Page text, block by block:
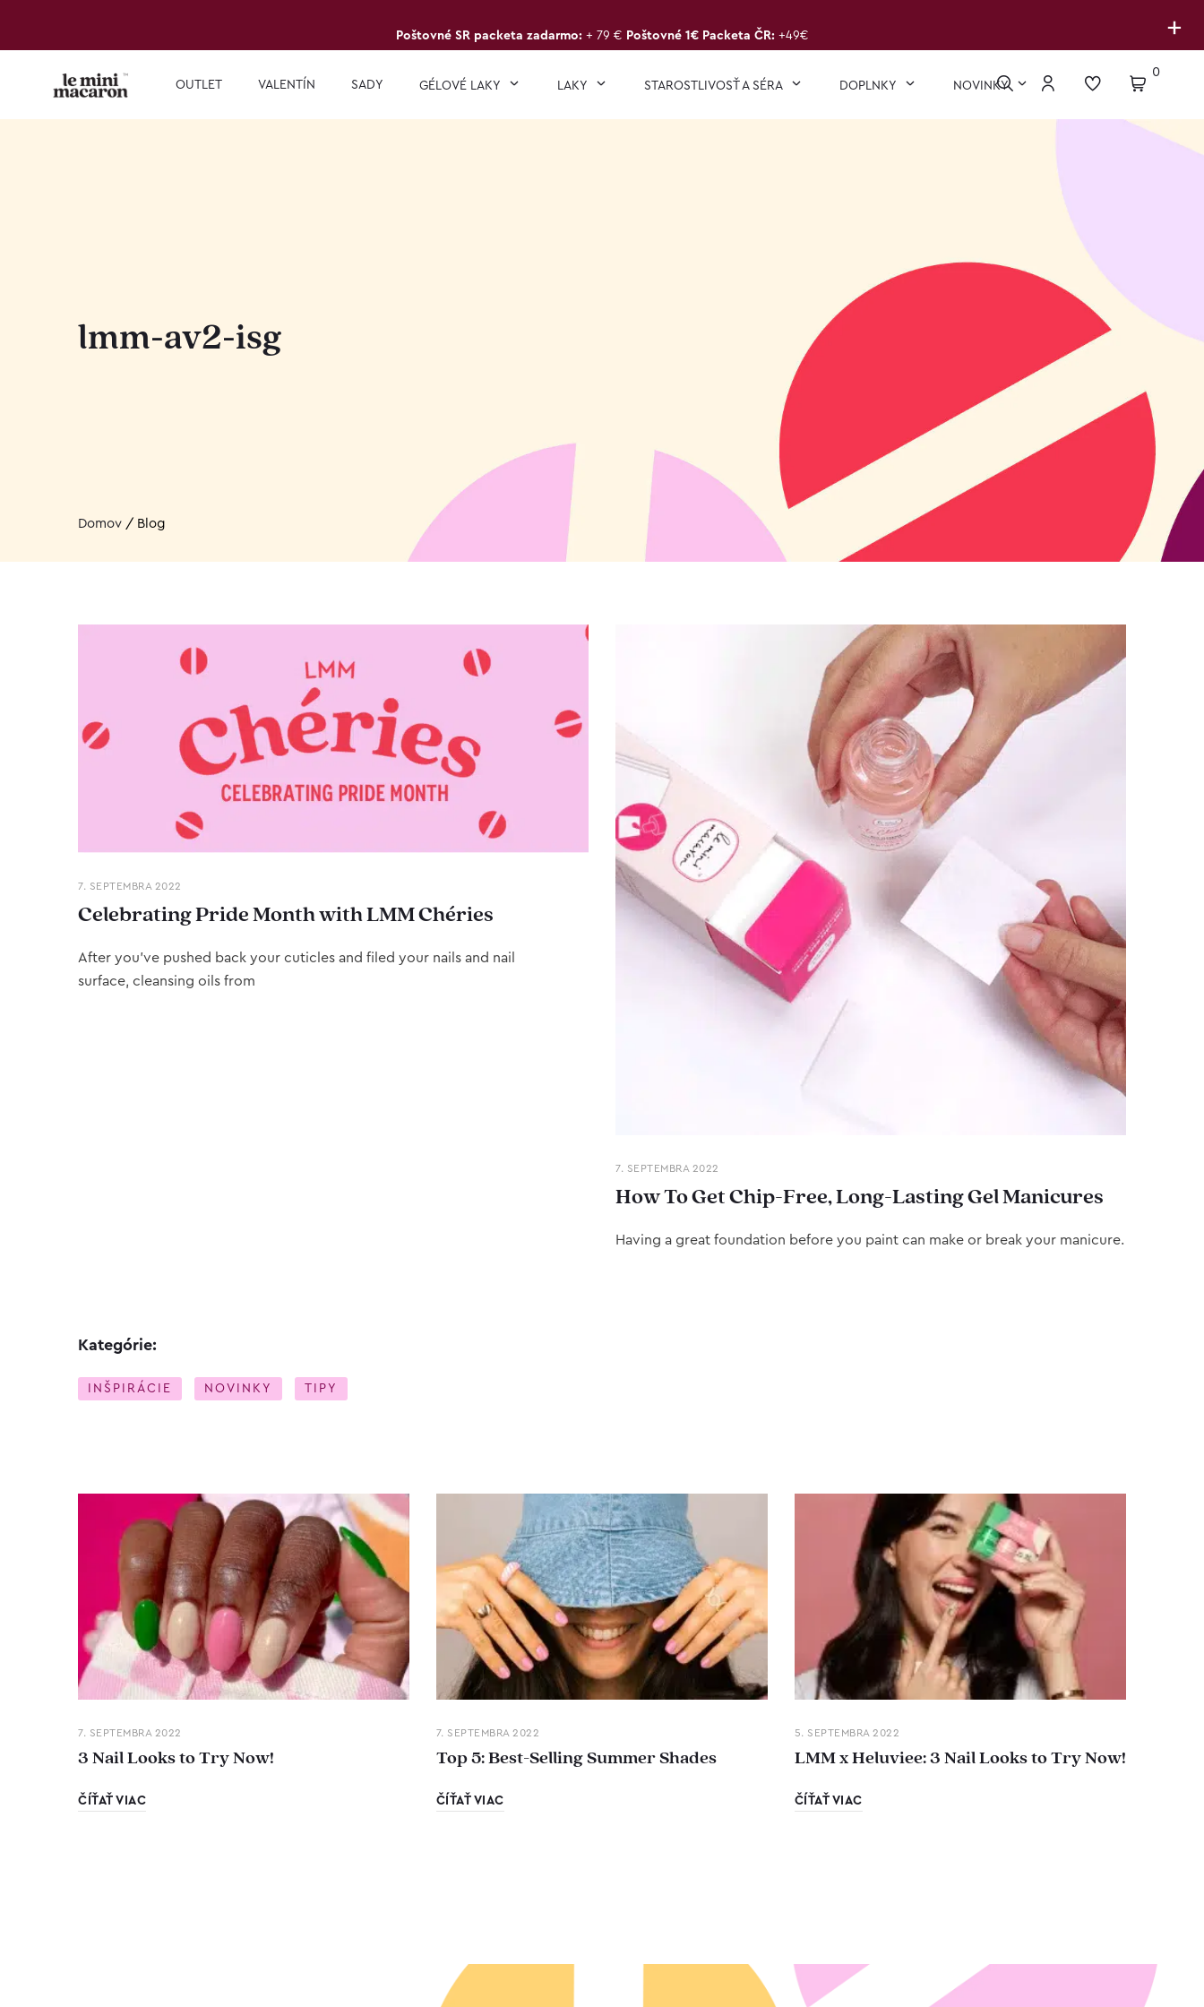
+
Poštovné SR packeta zadarmo: + 79 € Poštovné 1€ Packeta ČR: +49€
OUTLET VALENTÍN SADY GÉLOVÉ LAKY LAKY STAROSTLIVOSŤ A SÉRA DOPLNKY NOVINKY
0
lmm-av2-isg
Domov / Blog
7. SEPTEMBRA 2022
Celebrating Pride Month with LMM Chéries
After you’ve pushed back your cuticles and filed your nails and nail
surface, cleansing oils from
7. SEPTEMBRA 2022
How To Get Chip-Free, Long-Lasting Gel Manicures
Having a great foundation before you paint can make or break your manicure.
Kategórie:
INŠPIRÁCIE NOVINKY TIPY
7. SEPTEMBRA 2022
3 Nail Looks to Try Now!
ČÍŤAŤ VIAC
7. SEPTEMBRA 2022
Top 5: Best-Selling Summer Shades
ČÍŤAŤ VIAC
5. SEPTEMBRA 2022
LMM x Heluviee: 3 Nail Looks to Try Now!
ČÍŤAŤ VIAC